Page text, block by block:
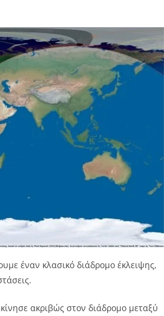
έναν κλασικό διάδρομο έκλειψης,
ακριβώς στον διάδρομο μεταξύ